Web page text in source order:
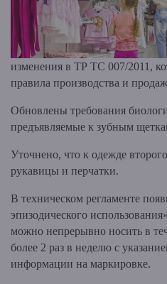
изменения в ТР ТС 007/2011,
правила производства и
Обновлены требования
предъявляемые к зубным
Уточнено, что к одежде
рукавицы и перчатки.
В техническом регламенте
эпизодического
можно непрерывно носить в
более 2 раз в неделю с
информации на маркировке.